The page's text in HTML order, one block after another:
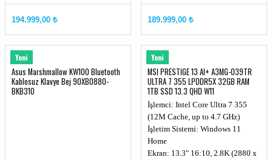
1600), 240Hz
Chipset: Intel® HM870
Hafıza: DDR5 16GB (up to
6400MHz)
194.999,00 ₺ 189.999,00 ₺
Yeni
ASUS
Asus Marshmallow KW100 Bluetooth
Kablosuz Klavye Bej 90XB0880-
BKB310
Yeni
MSI
MSI PRESTIGE 13 AI+ A3MG-039TR
ULTRA 7 355 LPDDR5X 32GB RAM
1TB SSD 13.3 QHD W11
İşlemci: Intel Core Ultra 7 355
(12M Cache, up to 4.7 GHz)
İşletim Sistemi: Windows 11
Home
Ekran: 13.3" 16:10, 2.8K (2880 x